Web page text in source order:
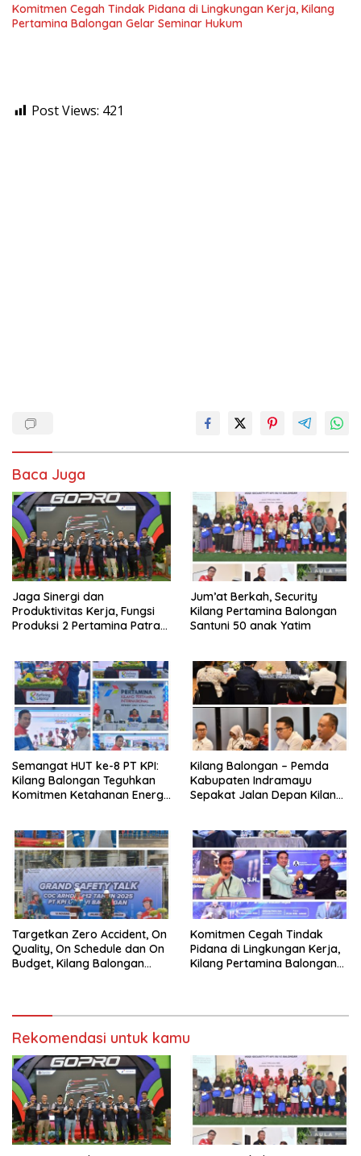
Komitmen Cegah Tindak Pidana di Lingkungan Kerja, Kilang
Pertamina Balongan Gelar Seminar Hukum
Post Views: 421
Baca Juga
Jaga Sinergi dan
Produktivitas Kerja, Fungsi
Produksi 2 Pertamina Patra
Jum’at Berkah, Security
Kilang Pertamina Balongan
Santuni 50 anak Yatim
Semangat HUT ke-8 PT KPI:
Kilang Balongan Teguhkan
Komitmen Ketahanan Energi
Yayasan Pendidikan
Kilang Balongan – Pemda
Kabupaten Indramayu
Sepakat Jalan Depan Kilang
Sukaurip-Sukareja
Targetkan Zero Accident, On
Quality, On Schedule dan On
Budget, Kilang Balongan
Komitmen Cegah Tindak
Pidana di Lingkungan Kerja,
Kilang Pertamina Balongan
Rekomendasi untuk kamu